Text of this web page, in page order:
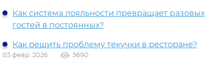
Как система лояльности превращает разовых
гостей в постоянных?
Как решить проблему текучки в ресторане?
03 февр. 2026 5690